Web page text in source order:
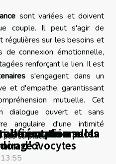
sont variées et doivent
couple. Il peut s'agir de
régulières sur les besoins et
de connexion émotionnelle,
renforçant le lien. Il est
s'engagent dans un
et d'empathe, garantissant
mutuelle. Cet
dialogue ouvert et sans
angulaire d'une intimité
pas sa place.
au couple :
?
et impacts
d'ovocytes
alimentation sur la
émotionnelle